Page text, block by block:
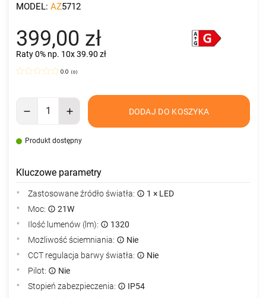
MODEL: AZ5712
399,00 zł
Raty 0% np. 10x 39.90 zł
0.0 (0)
DODAJ DO KOSZYKA
Produkt dostępny
Kluczowe parametry
Zastosowane źródło światła:
1 × LED
Moc:
21W
Ilość lumenów (lm):
1320
Możliwość ściemniania:
Nie
CCT regulacja barwy światła:
Nie
Pilot:
Nie
Stopień zabezpieczenia:
IP54